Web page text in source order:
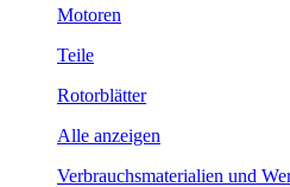
Motoren
Teile
Rotorblätter
Alle anzeigen
Verbrauchsmaterialien und